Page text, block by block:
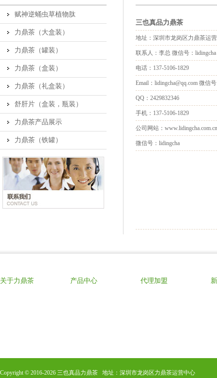
赋神逆蛹虫草植物肽
力鼎茶（大盒装）
力鼎茶（罐装）
力鼎茶（盒装）
力鼎茶（礼盒装）
舒肝片（盒装，瓶装）
力鼎茶产品展示
力鼎茶（铁罐）
三也真品力鼎茶
地址：深圳市龙岗区力鼎茶运
联系人：李总 微信号：lidingcha
电话：137-5106-1829
Email：lidingcha@qq.com 微信
QQ：2429832346
手机：137-5106-1829
公司网站：www.lidingcha.com.cn
微信号：lidingcha
关于力鼎茶 产品中心 代理加盟
Copyright © 2016-2026 三也真品力鼎茶 地址：深圳市龙岗区力鼎茶运营中心